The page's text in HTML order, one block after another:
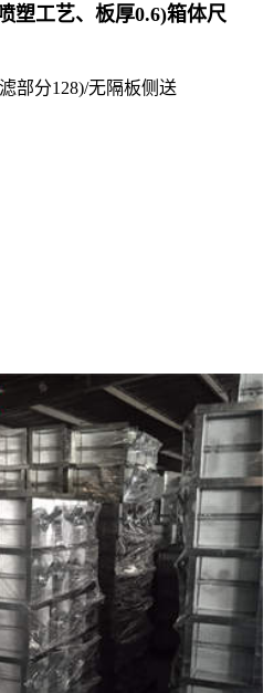
塑工艺、板厚0.6)箱体尺
部分128)/无隔板侧送